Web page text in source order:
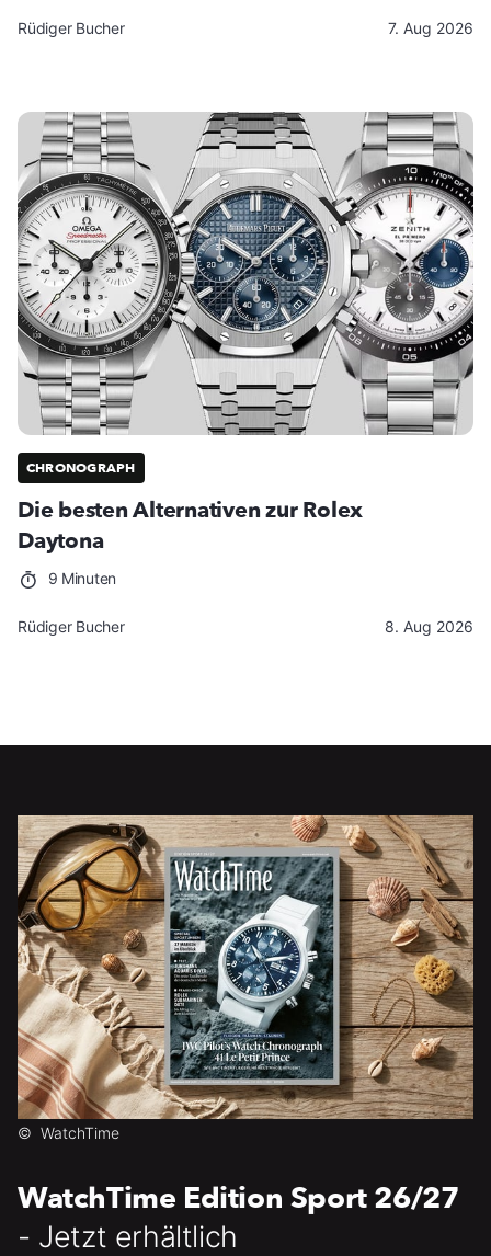
Rüdiger Bucher 7. Aug 2026
CHRONOGRAPH
Die besten Alternativen zur Rolex
Daytona
9 Minuten
Rüdiger Bucher 8. Aug 2026
© WatchTime
WatchTime Edition Sport 26/27
- Jetzt erhältlich